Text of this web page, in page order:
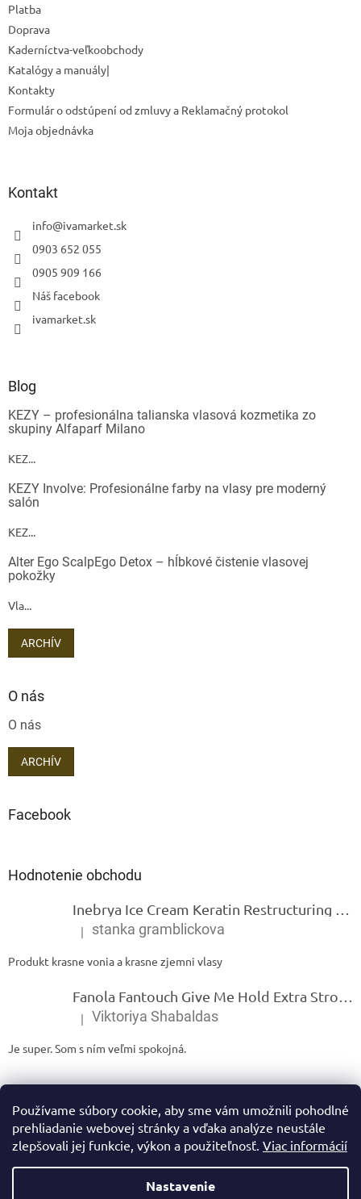
Používame súbory cookie, aby sme vám umožnili pohodlné
prehliadanie webovej stránky a vďaka analýze neustále
zlepšovali jej funkcie, výkon a použiteľnosť. Viac informácií
Nastavenie
Platba
Doprava
Kaderníctva-veľkoobchody
Katalógy a manuály|
Kontakty
Formulár o odstúpení od zmluvy a Reklamačný protokol
Moja objednávka
Kontakt
info@ivamarket.sk
0903 652 055
0905 909 166
Náš facebook
ivamarket.sk
Blog
KEZY – profesionálna talianska vlasová kozmetika zo
skupiny Alfaparf Milano
KEZ...
KEZY Involve: Profesionálne farby na vlasy pre moderný
salón
KEZ...
Alter Ego ScalpEgo Detox – hĺbkové čistenie vlasovej
pokožky
Vla...
ARCHÍV
O nás
O nás
ARCHÍV
Facebook
Hodnotenie obchodu
Inebrya Ice Cream Keratin Restructuring Mask – reštrukturalizačná maska s keratínom 1000 ml
Hodnotenie produktu je 5 z 5 hviezdičiek.
| stanka gramblickova
Produkt krasne vonia a krasne zjemni vlasy
Fanola Fantouch Give Me Hold Extra Strong Fluid Gel - Extra silný rýchloschnúci tekutý gel 250 ml
Hodnotenie produktu je 5 z 5 hviezdičiek.
| Viktoriya Shabaldas
Je super. Som s ním veľmi spokojná.